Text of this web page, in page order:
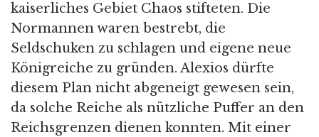
kaiserliches Gebiet Chaos stifteten. Die
Normannen waren bestrebt, die
Seldschuken zu schlagen und eigene neue
Königreiche zu gründen. Alexios dürfte
diesem Plan nicht abgeneigt gewesen sein,
da solche Reiche als nützliche Puffer an den
Reichsgrenzen dienen konnten. Mit einer